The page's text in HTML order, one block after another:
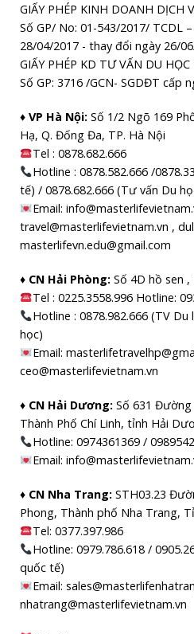
GIẤY PHÉP KINH DOANH DỊCH
Số GP/ No: 01-543/2017/ TCDL
28/04/2017 - thay đổi ngày 26/
GIẤY PHÉP KD TƯ VẤN DU HỌC
Số GP: 3716 /GCN- SGDĐT cấp
♦ VP Hà Nội: Số 1/2 Ngõ 169
Hạ, Q. Đống Đa, TP. Hà Nội
Tel :0878.682.666
Hotline : 0878.582.666 /
tế) / 0878.682.666 (Tư vấn Du
Email:
travel@masterlifevietnam.vn ,
masterlifevn.edu@gmail.com
♦ CN Hải Phòng: Số 4D hồ sen
Tel : 0225.3558.996 Hotline:
Hotline : 0878.982.666 (TV
học)
Email:
ceo@masterlifevietnam.vn
♦ CN Hải Dương: Số 631 Đường
Thành Phố Chí Linh, tỉnh Hải
Hotline: 0974361369 /
Email:
♦ CN Nha Trang: STH03.23
Phong, Thành phố Nha Trang,
Tel: 0377.397.986
Hotline: 0979.786.618 /
quốc tế)
Email:
nhatrang@masterlifevietnam.vn